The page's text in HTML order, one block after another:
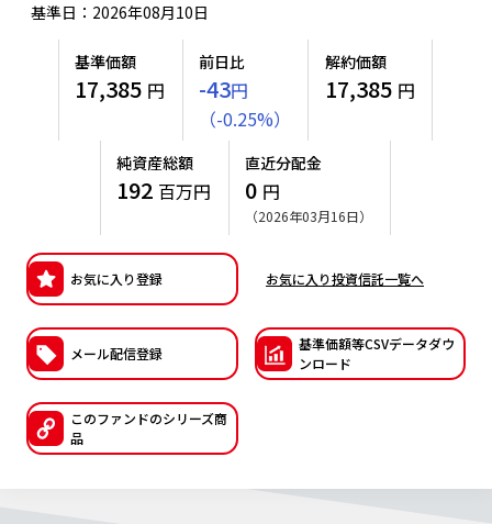
確定拠出年金について
確定拠出年金制度について
確定拠出年金での商品の選び方について
よくあるご質問
投資の教室
ニッセイアセットの重要課題
サステナビリティへの取り組み
サステナビリティレポート
サステナブル投資
日本版スチュワードシップ・コードへの対応
ESGへの取り組み
議決権行使について
国内株式議決権行使の方針と判断基準
サステナビリティレポート等
採用情報
公式キャラクターのご紹介
資産形成はじめるなら
基準日：2026年08月10日
基準価額
17,385 円
前日比
-43円
（-0.25%）
解約価額
17,385 円
純資産総額
192 百万円
直近分配金
0 円
（2026年03月16日）
お気に入り登録 お気に入り投資信託一覧へ
メール配信登録
基準価額等CSVデータダウ
ンロード
このファンドのシリーズ商
品